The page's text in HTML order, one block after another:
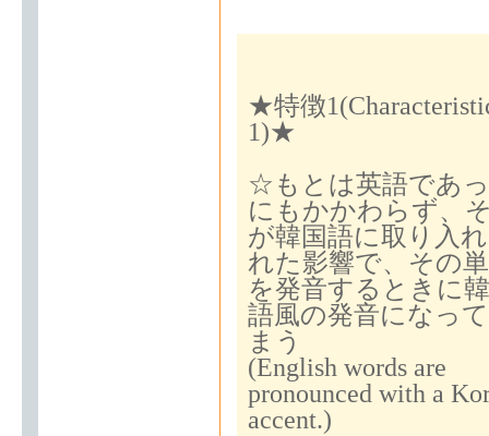
★特徴
1)★
☆もとは英語であ
にもかかわらず、
が韓国語に取り入
れた影響で、その
を発音するときに
語風の発音になっ
まう
(English words are
pronounced with a
accent.)